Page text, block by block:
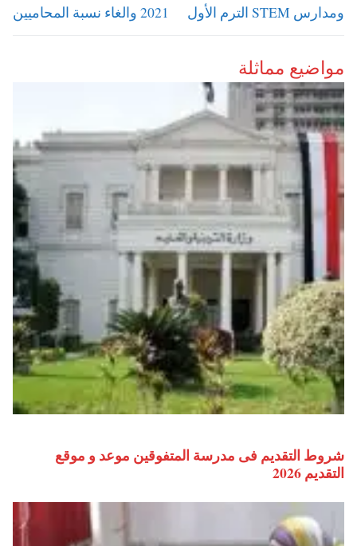
ومدارس STEM الترم الأول
2021 والغاء نسبة المحاميين
مواضيع مماثلة
شروط التقديم فى مدرسة المتفوقين موعد و موقع
التقديم 2026